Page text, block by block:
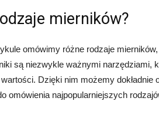
mierników?
omówimy różne rodzaje
są niezwykle ważnymi narzędziami,
Dzięki nim możemy
omówienia najpopularniejszych